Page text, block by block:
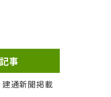
事
通新聞掲載